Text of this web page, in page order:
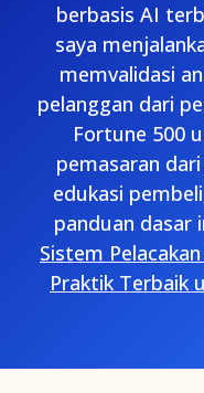
berbasis AI
saya
memvalidasi
pelanggan dari
Fortune 500
pemasaran
edukasi
panduan dasar
Sistem
Praktik Terbaik